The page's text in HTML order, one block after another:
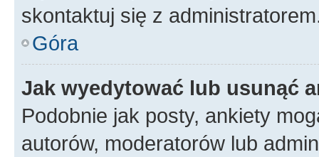
skontaktuj się z
Góra
Jak wyedytować lub usunąć
Podobnie jak posty, ankiety
autorów, moderatorów lub